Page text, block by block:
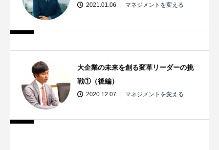
2021.01.06 マネジメントを変える
大企業の未来を創る変革リーダーの挑
戦①（後編）
2020.12.07 マネジメントを変える